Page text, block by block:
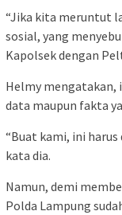
“Jika kita meruntut
sosial, yang
Kapolsek dengan
Helmy mengatakan,
data maupun fakta
“Buat kami, ini
kata dia.
Namun, demi
Polda Lampung